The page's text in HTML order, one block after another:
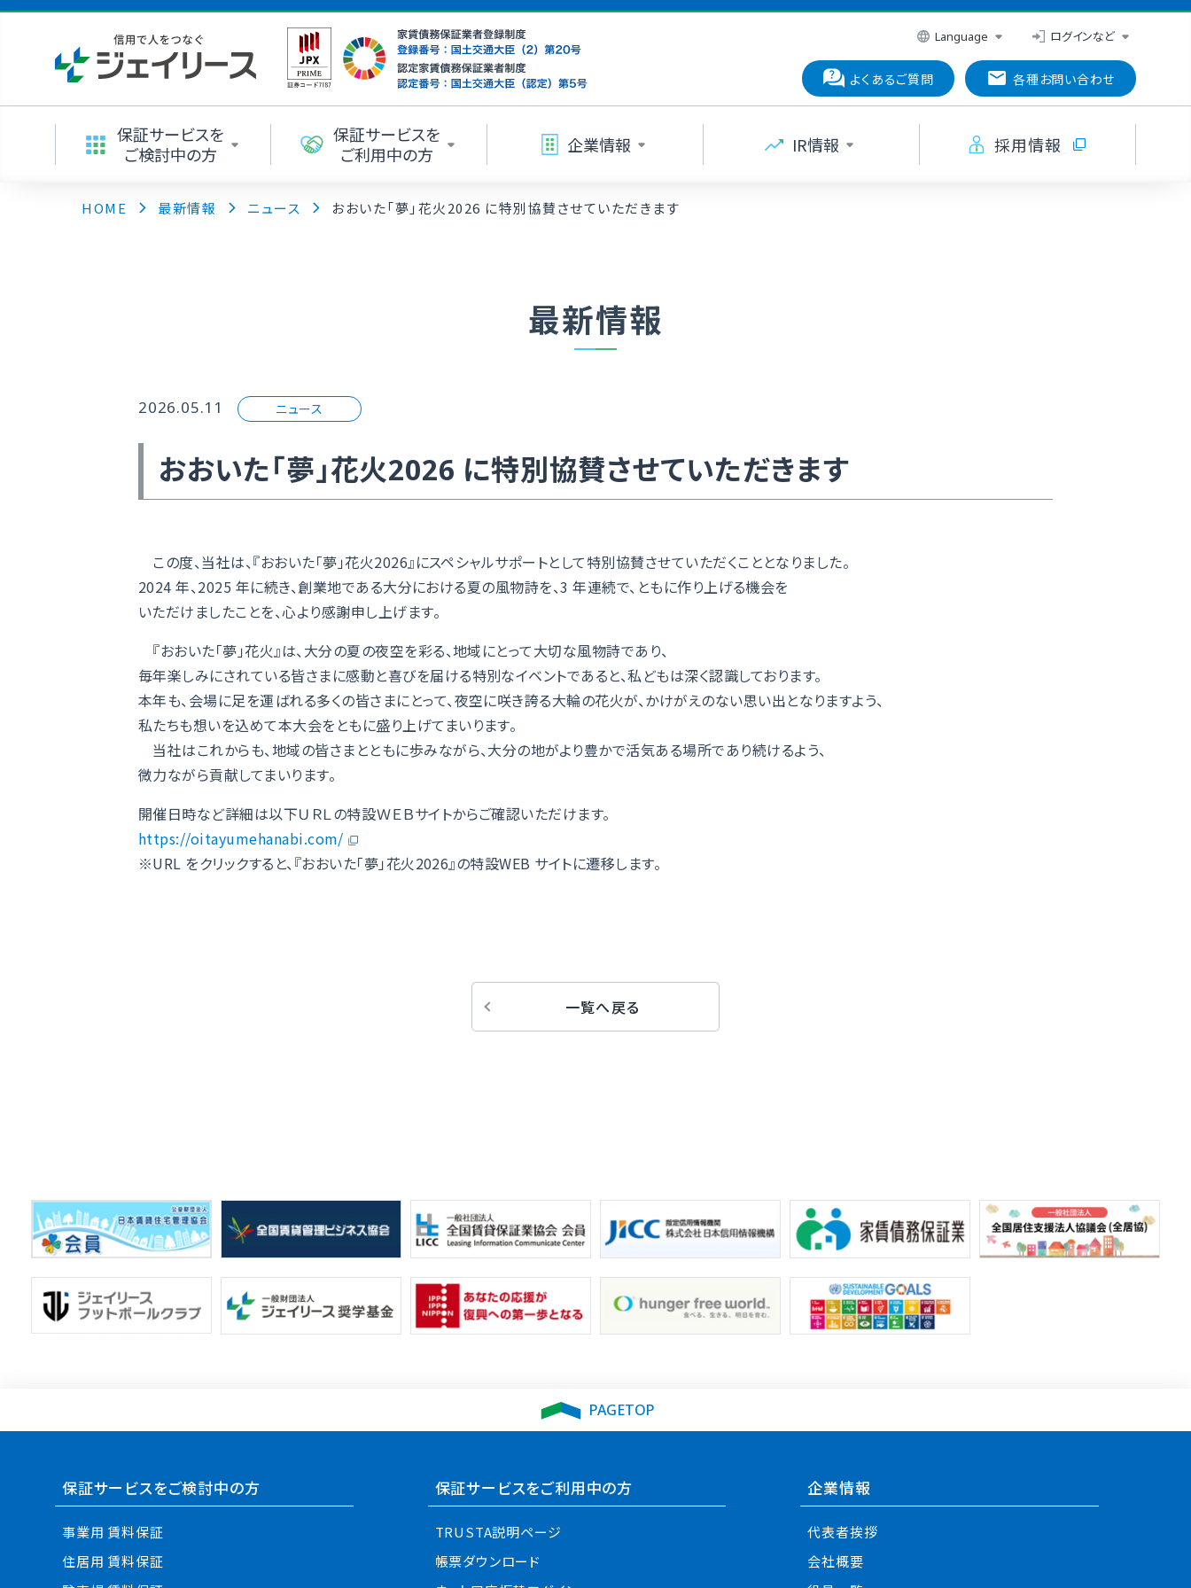
Language ログインなど
よくあるご質問 各種お問い合わせ
保証サービスを
ご検討中の方
保証サービスを
ご利用中の方
企業情報 IR情報 採用情報
HOME 最新情報 ニュース おおいた「夢」花火2026 に特別協賛させていただきます
最新情報
2026.05.11 ニュース
おおいた「夢」花火2026 に特別協賛させていただきます
この度、当社は、『おおいた「夢」花火2026』にスペシャルサポートとして特別協賛させていただくこととなりました。
2024 年、2025 年に続き、創業地である大分における夏の風物詩を、3 年連続で、ともに作り上げる機会を
いただけましたことを、心より感謝申し上げます。
『おおいた「夢」花火』は、大分の夏の夜空を彩る、地域にとって大切な風物詩であり、
毎年楽しみにされている皆さまに感動と喜びを届ける特別なイベントであると、私どもは深く認識しております。
本年も、会場に足を運ばれる多くの皆さまにとって、夜空に咲き誇る大輪の花火が、かけがえのない思い出となりますよう、
私たちも想いを込めて本大会をともに盛り上げてまいります。
当社はこれからも、地域の皆さまとともに歩みながら、大分の地がより豊かで活気ある場所であり続けるよう、
微力ながら貢献してまいります。
開催日時など詳細は以下ＵＲＬの特設ＷＥＢサイトからご確認いただけます。
https://oitayumehanabi.com/
※URL をクリックすると、『おおいた「夢」花火2026』の特設WEB サイトに遷移します。
一覧へ戻る
PAGETOP
保証サービスをご検討中の方
事業用 賃料保証
住居用 賃料保証
保証サービスをご利用中の方
TRUSTA説明ページ
帳票ダウンロード
企業情報
代表者挨拶
会社概要